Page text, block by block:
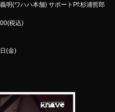
明(ワハハ本舗) サポートPf:杉浦哲郎
税込)
(金)